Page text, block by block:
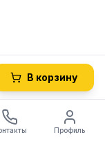
В корзину
Профиль